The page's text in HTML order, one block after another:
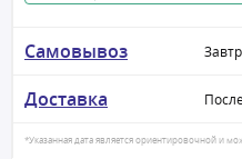
Самовывоз
Доставка
*Указанная дата является ориентировочной и